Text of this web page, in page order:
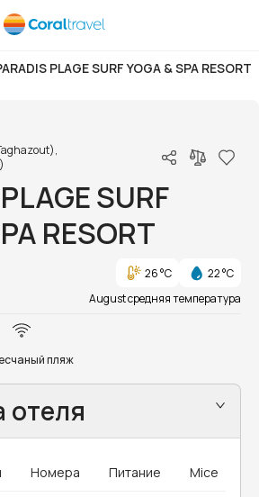
PLAGE SURF YOGA & SPA RESORT
SURF
RESORT
26 °C
22 °C
August средняя температура
пляж
отеля
Номера Питание Mice